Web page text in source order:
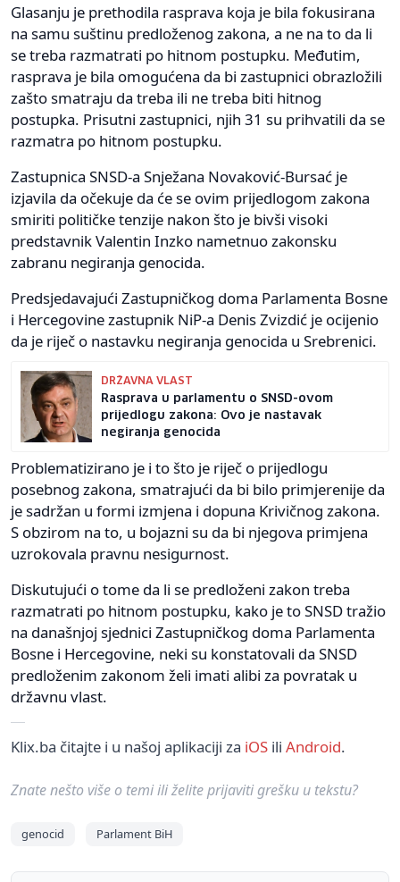
Glasanju je prethodila rasprava koja je bila fokusirana
na samu suštinu predloženog zakona, a ne na to da li
se treba razmatrati po hitnom postupku. Međutim,
rasprava je bila omogućena da bi zastupnici obrazložili
zašto smatraju da treba ili ne treba biti hitnog
postupka. Prisutni zastupnici, njih 31 su prihvatili da se
razmatra po hitnom postupku.
Zastupnica SNSD-a Snježana Novaković-Bursać je
izjavila da očekuje da će se ovim prijedlogom zakona
smiriti političke tenzije nakon što je bivši visoki
predstavnik Valentin Inzko nametnuo zakonsku
zabranu negiranja genocida.
Predsjedavajući Zastupničkog doma Parlamenta Bosne
i Hercegovine zastupnik NiP-a Denis Zvizdić je ocijenio
da je riječ o nastavku negiranja genocida u Srebrenici.
DRŽAVNA VLAST
Rasprava u parlamentu o SNSD-ovom
prijedlogu zakona: Ovo je nastavak
negiranja genocida
Problematizirano je i to što je riječ o prijedlogu
posebnog zakona, smatrajući da bi bilo primjerenije da
je sadržan u formi izmjena i dopuna Krivičnog zakona.
S obzirom na to, u bojazni su da bi njegova primjena
uzrokovala pravnu nesigurnost.
Diskutujući o tome da li se predloženi zakon treba
razmatrati po hitnom postupku, kako je to SNSD tražio
na današnjoj sjednici Zastupničkog doma Parlamenta
Bosne i Hercegovine, neki su konstatovali da SNSD
predloženim zakonom želi imati alibi za povratak u
državnu vlast.
Klix.ba čitajte i u našoj aplikaciji za iOS ili Android.
Znate nešto više o temi ili želite prijaviti grešku u tekstu?
genocid Parlament BiH